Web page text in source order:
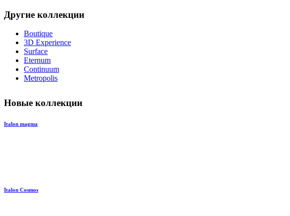
Другие коллекции
Boutique
3D Experience
Surface
Eternum
Continuum
Metropolis
Новые коллекции
Italon magma
Italon Cosmos